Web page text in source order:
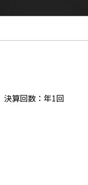
決算回数：年1回